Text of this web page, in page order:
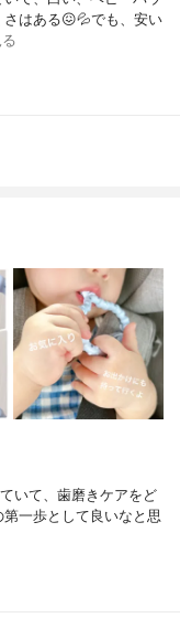
はある😖💦でも、安い
いて、歯磨きケアをど
一歩として良いなと思